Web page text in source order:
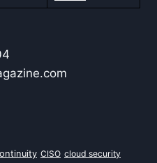
CISO cloud security